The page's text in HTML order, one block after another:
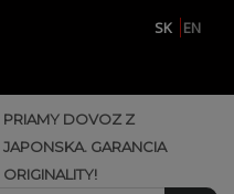
SK
EN
PRIAMY DOVOZ Z
JAPONSKA. GARANCIA
ORIGINALITY!